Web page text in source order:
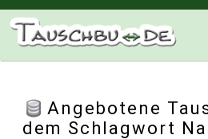
Angebotene
dem Schlagwort